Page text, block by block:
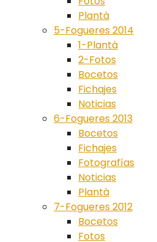
Plantà
5-Fogueres 2014
1-Plantà
2-Fotos
Bocetos
Fichajes
Noticias
6-Fogueres 2013
Bocetos
Fichajes
Fotografías
Noticias
Plantà
7-Fogueres 2012
Bocetos
Fotos